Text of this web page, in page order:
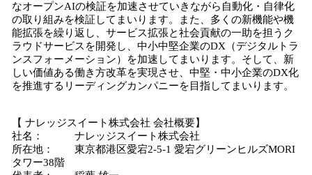
なオープンAIの検証を加速させていきながら自動化・自律化
の取り組みを検証してまいります。また、多くの新機能や機
能拡張を繰り返し、サービス拡張と社会貢献の一助を担うク
ラウドサービスを開発し、中小中堅企業のDX（デジタルトラ
ンスフォーメーション）を加速してまいります。そして、新
しい価値ある働き方改革を実現させ、中堅・中小企業のDX化
を推進するリーディングカンパニーを目指してまいります。
【 ナレッジスイート株式会社 会社概要】
社名： ナレッジスイート株式会社
所在地： 東京都港区愛宕2-5-1 愛宕グリーンヒルズMORI
タワー38階